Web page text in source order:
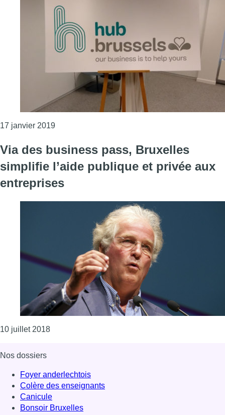
17 janvier 2019Consulter l'article "300 Business Pass ont
Via des business pass, Bruxelles
simplifie l’aide publique et privée aux
entreprises
10 juillet 2018Consulter l'article "Via des business pass,
Nos dossiers
Foyer anderlechtois
Colère des enseignants
Canicule
Bonsoir Bruxelles